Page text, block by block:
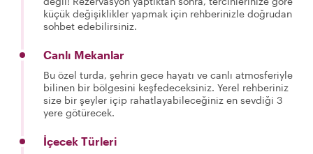
küçük değişiklikler yapmak için rehberinizle doğrudan
sohbet edebilirsiniz.
Canlı Mekanlar
Bu özel turda, şehrin gece hayatı ve canlı atmosferiyle
bilinen bir bölgesini keşfedeceksiniz. Yerel rehberiniz
size bir şeyler içip rahatlayabileceğiniz en sevdiği 3
yere götürecek.
İçecek Türleri